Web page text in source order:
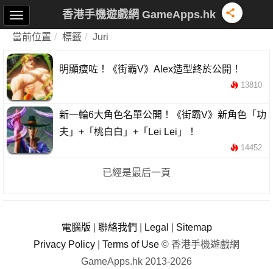
香港手機遊戲網 GameApps.hk
當前位置 標籤 Juri
明顯瘦咗！《街霸V》Alex造型終於公開！
13810
新一輪6大角色名單公開！《街霸V》新角色「功
夫」+「桃白白」+「Lei Lei」！
14452
已經是最后一頁
電腦版 聯絡我們 Legal
Sitemap
Privacy Policy
Terms of Use © 香港手機遊戲網
GameApps.hk 2013-2026